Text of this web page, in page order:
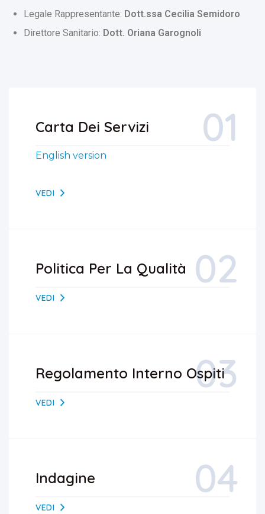
Legale Rappresentante: Dott.ssa Cecilia Semidoro
Direttore Sanitario: Dott. Oriana Garognoli
01
Carta Dei Servizi
English version
VEDI
02
Politica Per La Qualità
VEDI
03
Regolamento Interno Ospiti
VEDI
04
Indagine
VEDI